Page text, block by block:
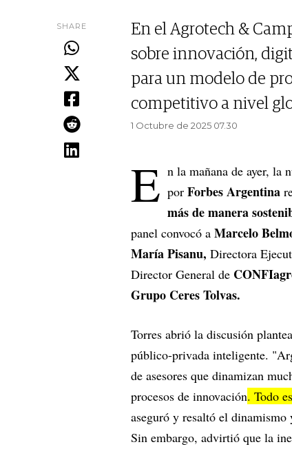
SHARE
En el Agrotech &
sobre innovación,
para un modelo de
competitivo a nivel
1 Octubre de 2025 07.30
E n la mañana de ayer, la
por Forbes Argentina
más de manera
panel convocó a Marcelo
María Pisanu, Directora
Director General de
Grupo Ceres Tolvas.
Torres abrió la discusión
público-privada inteligente.
de asesores que dinamizan
procesos de innovación. Todo
aseguró y resaltó el
Sin embargo, advirtió que la